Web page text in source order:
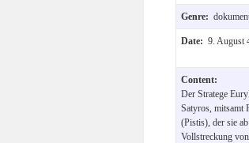
Genre:
Date: 9. August
Content:
Der Stratege
Satyros, mitsamt
(Pistis), der sie
Vollstreckung